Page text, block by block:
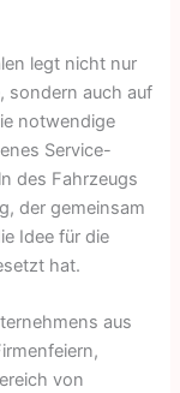
legt nicht nur
sondern auch auf
notwendige
Service-
des Fahrzeugs
der gemeinsam
Idee für die
hat.
aus
von